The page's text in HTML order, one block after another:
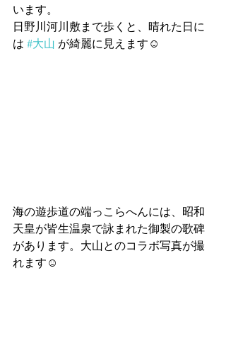
います。
日野川河川敷まで歩くと、晴れた日に
は #大山 が綺麗に見えます☺
海の遊歩道の端っこらへんには、昭和
天皇が皆生温泉で詠まれた御製の歌碑
があります。大山とのコラボ写真が撮
れます☺